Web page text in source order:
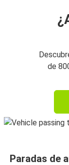
de
Paradas de